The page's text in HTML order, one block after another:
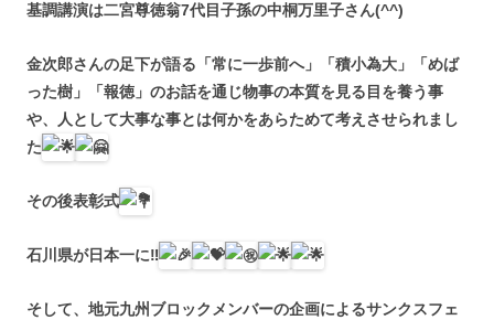
基調講演は二宮尊徳翁7代目子孫の中桐万里子さん(^^)
金次郎さんの足下が語る「常に一歩前へ」「積小為大」「めば
った樹」「報徳」のお話を通じ物事の本質を見る目を養う事
や、人として大事な事とは何かをあらためて考えさせられまし
た
その後表彰式
石川県が日本一に‼︎
そして、地元九州ブロックメンバーの企画によるサンクスフェ